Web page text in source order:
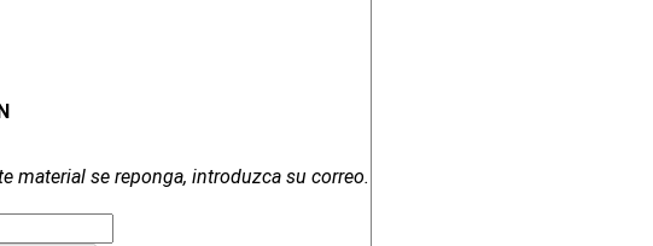
material se reponga, introduzca su correo.